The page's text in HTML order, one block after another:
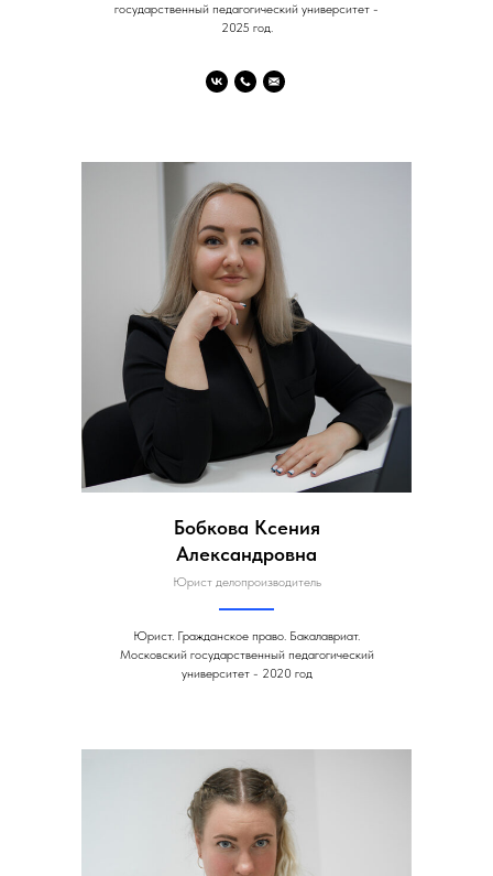
государственный педагогический университет -
2025 год.
Бобкова Ксения
Александровна
Юрист делопроизводитель
Юрист. Гражданское право. Бакалавриат.
Московский государственный педагогический
университет - 2020 год